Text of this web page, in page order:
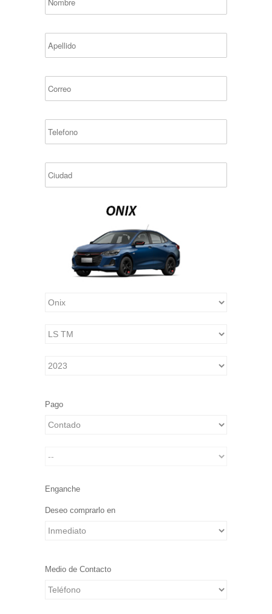
Pago
Enganche
Deseo comprarlo en
Medio de Contacto